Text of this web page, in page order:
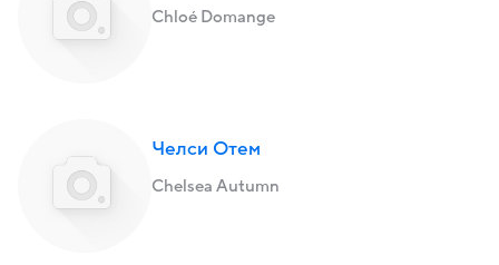
Chloé Domange
Челси Отем
Chelsea Autumn